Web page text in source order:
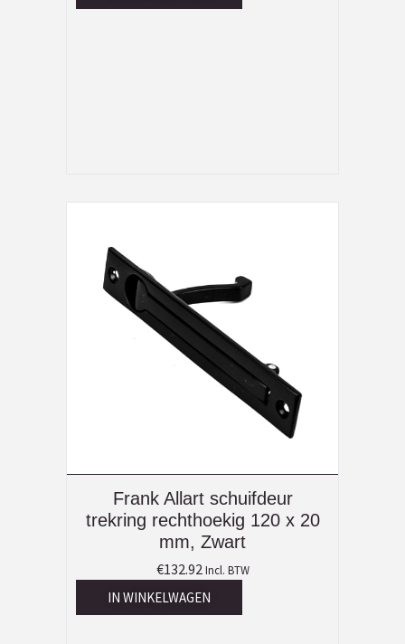
Frank Allart schuifdeur
trekring rechthoekig 120 x 20
mm, Zwart
€132.92 Incl. BTW
IN WINKELWAGEN